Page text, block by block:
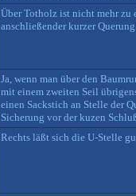
Über Totholz ist nicht mehr zu
anschließender kurzer
Ja, wenn man über den
mit einem zweiten Seil
einen Sackstich an Stelle der
Sicherung vor der kuzen
Rechts läßt sich die U-Stelle